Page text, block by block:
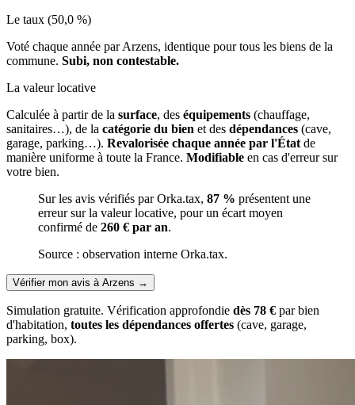
Le taux (50,0 %)
Voté chaque année par Arzens, identique pour tous les biens de la
commune. Subi, non contestable.
La valeur locative
Calculée à partir de la surface, des équipements (chauffage,
sanitaires…), de la catégorie du bien et des dépendances (cave,
garage, parking…). Revalorisée chaque année par l'État de
manière uniforme à toute la France. Modifiable en cas d'erreur sur
votre bien.
Sur les avis vérifiés par Orka.tax, 87 % présentent une
erreur sur la valeur locative, pour un écart moyen
confirmé de 260 € par an.
Source : observation interne Orka.tax.
Vérifier mon avis à Arzens →
Simulation gratuite. Vérification approfondie dès 78 € par bien
d'habitation, toutes les dépendances offertes (cave, garage,
parking, box).